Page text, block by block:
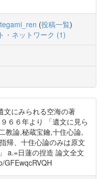
(投稿一覧)
・ネットワーク (1)
文にみられる空海の著
６６年より 「遺文に見ら
教論,秘蔵宝鑰,十住心論,
帰、十住心論のみは原文
a.=日蓮の捏造 論文全文
GFEwqcRVQH